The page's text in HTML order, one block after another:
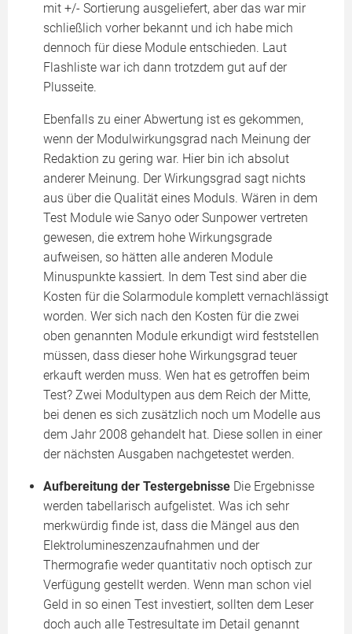
mit +/- Sortierung ausgeliefert, aber das war mir
schließlich vorher bekannt und ich habe mich
dennoch für diese Module entschieden. Laut
Flashliste war ich dann trotzdem gut auf der
Plusseite.
Ebenfalls zu einer Abwertung ist es gekommen,
wenn der Modulwirkungsgrad nach Meinung der
Redaktion zu gering war. Hier bin ich absolut
anderer Meinung. Der Wirkungsgrad sagt nichts
aus über die Qualität eines Moduls. Wären in dem
Test Module wie Sanyo oder Sunpower vertreten
gewesen, die extrem hohe Wirkungsgrade
aufweisen, so hätten alle anderen Module
Minuspunkte kassiert. In dem Test sind aber die
Kosten für die Solarmodule komplett vernachlässigt
worden. Wer sich nach den Kosten für die zwei
oben genannten Module erkundigt wird feststellen
müssen, dass dieser hohe Wirkungsgrad teuer
erkauft werden muss. Wen hat es getroffen beim
Test? Zwei Modultypen aus dem Reich der Mitte,
bei denen es sich zusätzlich noch um Modelle aus
dem Jahr 2008 gehandelt hat. Diese sollen in einer
der nächsten Ausgaben nachgetestet werden.
Aufbereitung der Testergebnisse Die Ergebnisse
werden tabellarisch aufgelistet. Was ich sehr
merkwürdig finde ist, dass die Mängel aus den
Elektrolumineszenzaufnahmen und der
Thermografie weder quantitativ noch optisch zur
Verfügung gestellt werden. Wenn man schon viel
Geld in so einen Test investiert, sollten dem Leser
doch auch alle Testresultate im Detail genannt